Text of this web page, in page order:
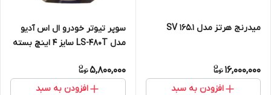
میدرنج هرتز مدل SV 165.1
16,000,000
افزودن به سبد
سوپر تیوتر خودرو ال اس آدیو
مدل LS-480T سایز 4 اینچ بسته
5,800,000
افزودن به سبد